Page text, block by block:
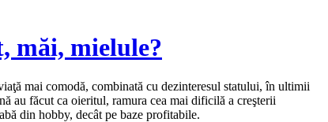
măi, mielule?
mai comodă, combinată cu dezinteresul statului, în ultimii
au făcut ca oieritul, ramura cea mai dificilă a creşterii
din hobby, decât pe baze profitabile.